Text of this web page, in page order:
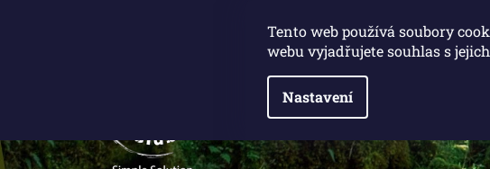
Tento web používá soubory
webu vyjadřujete souhlas s
Nastavení